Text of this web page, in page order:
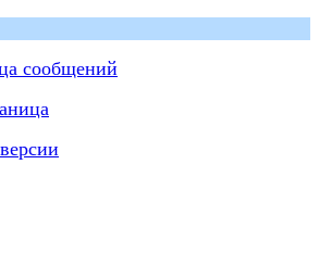
сообщений